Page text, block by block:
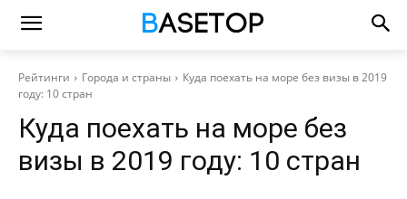
Рейтинги Города и страны
Куда поехать на море без визы в 2019
году: 10 стран
Куда поехать на море без
визы в 2019 году: 10 стран